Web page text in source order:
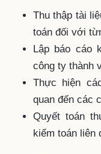
Thu thập tài
toán đối với
Lập báo cáo
công ty thành
Thực hiện
quan đến các
Quyết toán
kiểm toán liên